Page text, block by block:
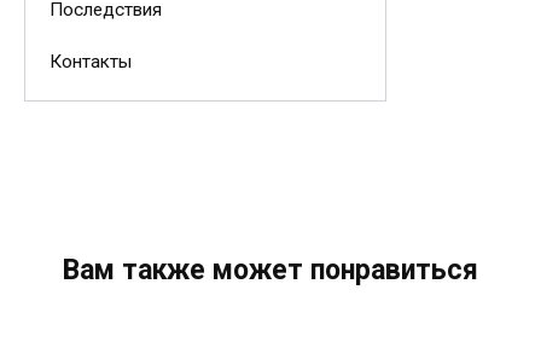
Последствия
Контакты
Вам также может понравиться